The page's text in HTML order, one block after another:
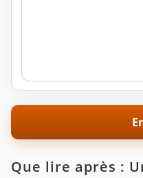
Que lire après :